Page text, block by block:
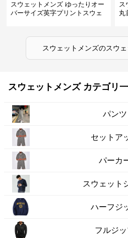
スウェットメンズ ゆったりオー
バーサイズ英字プリントスウェ
ス
丸
スウェットメンズのスウ
スウェットメンズ カテゴリ
パンツ
セットア
パーカ
スウェット
ハーフジ
フルジ